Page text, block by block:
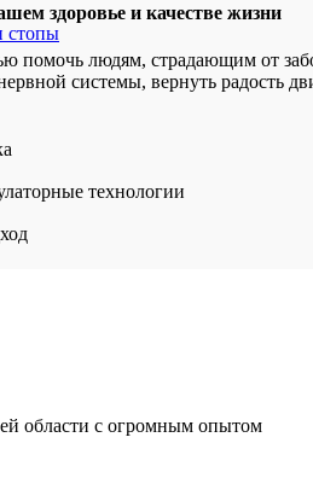
стопы
здоровье и качестве жизни
помочь людям, страдающим от
системы, вернуть радость
технологии
области с огромным опытом